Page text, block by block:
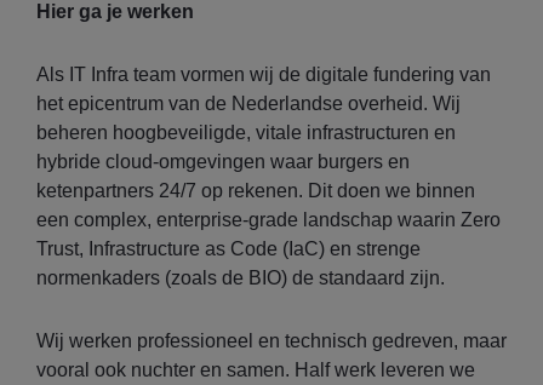
Hier ga je werken
Als IT Infra team vormen wij de digitale fundering van
het epicentrum van de Nederlandse overheid. Wij
beheren hoogbeveiligde, vitale infrastructuren en
hybride cloud-omgevingen waar burgers en
ketenpartners 24/7 op rekenen. Dit doen we binnen
een complex, enterprise-grade landschap waarin Zero
Trust, Infrastructure as Code (IaC) en strenge
normenkaders (zoals de BIO) de standaard zijn.
Wij werken professioneel en technisch gedreven, maar
vooral ook nuchter en samen. Half werk leveren we